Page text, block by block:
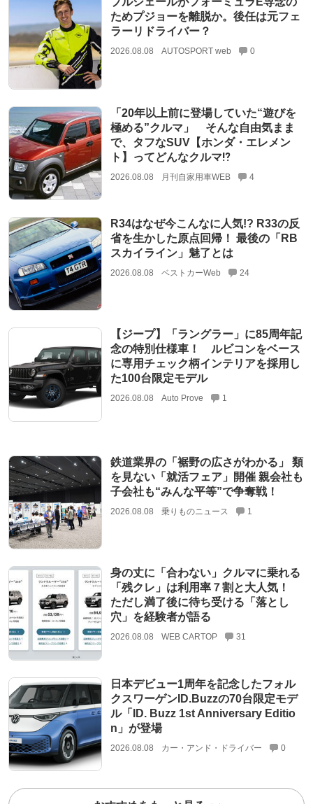
ためプジョーを離脱か。後任は元フェ
ラーリドライバー？
2026.08.08 AUTOSPORT web 0
「20年以上前に登場していた“遊びを
極める”クルマ」 そんな自由気まま
で、タフなSUV【ホンダ・エレメン
ト】ってどんなクルマ⁉︎
2026.08.08 月刊自家用車WEB 4
R34はなぜ今こんなに人気!? R33の反
省を生かした原点回帰！ 最後の「RB
スカイライン」魅了とは
2026.08.08 ベストカーWeb 24
【ジープ】「ラングラー」に85周年記
念の特別仕様車！ ルビコンをベース
に専用チェック柄インテリアを採用し
た100台限定モデル
2026.08.08 Auto Prove 1
鉄道業界の「裾野の広さがわかる」 類
を見ない「就活フェア」開催 親会社も
子会社も“みんな平等”で争奪戦！
2026.08.08 乗りものニュース 1
身の丈に「合わない」クルマに乗れる
「残クレ」は利用率７割と大人気！
ただし満了後に待ち受ける「落とし
穴」を経験者が語る
2026.08.08 WEB CARTOP 31
日本デビュー1周年を記念したフォル
クスワーゲンID.Buzzの70台限定モデ
ル「ID. Buzz 1st Anniversary Editio
n」が登場
2026.08.08 カー・アンド・ドライバー 0